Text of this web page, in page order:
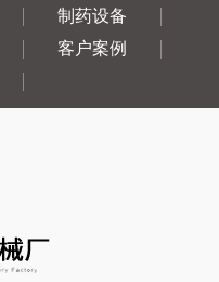
制药设备
客户案例